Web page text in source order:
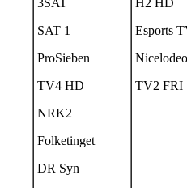
3SAT
SAT 1
ProSieben
TV4 HD
NRK2
Folketinget
DR Syn
H2 HD
Esports
TV2 FRI